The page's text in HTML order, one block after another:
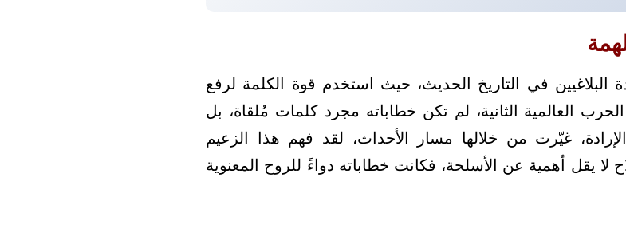
البلاغيين في التاريخ الحديث، حيث استخدم قوة الكلمة لرفع
العالمية الثانية، لم تكن خطاباته مجرد كلمات مُلقاة، بل
غيّرت من خلالها مسار الأحداث، لقد فهم هذا الزعيم
لا يقل أهمية عن الأسلحة، فكانت خطاباته دواءً للروح المعنوية